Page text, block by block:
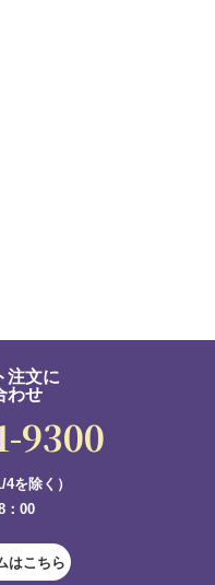
注文に
わせ
9300
を除く）
：00
はこちら